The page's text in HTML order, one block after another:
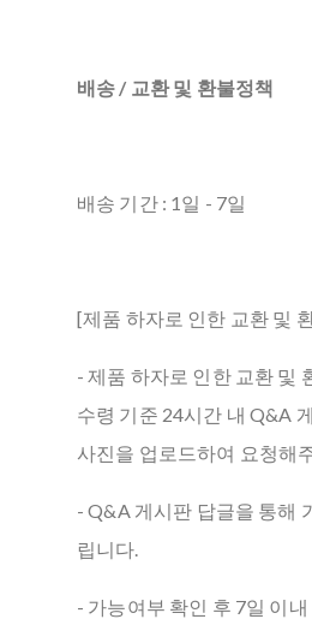
배송 / 교환 및 환불정책
배송 기간 : 1일 - 7일
[제품 하자로 인한 교환 및
- 제품 하자로 인한 교환 및
수령 기준 24시간 내 Q&A
사진을 업로드하여 요청해
- Q&A 게시판 답글을 통해
립니다.
- 가능여부 확인 후 7일 이